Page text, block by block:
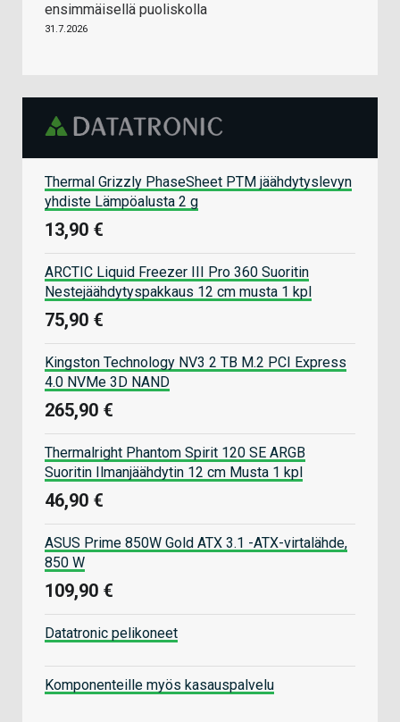
ensimmäisellä puoliskolla
31.7.2026
Thermal Grizzly PhaseSheet PTM jäähdytyslevyn
yhdiste Lämpöalusta 2 g
13,90 €
ARCTIC Liquid Freezer III Pro 360 Suoritin
Nestejäähdytyspakkaus 12 cm musta 1 kpl
75,90 €
Kingston Technology NV3 2 TB M.2 PCI Express
4.0 NVMe 3D NAND
265,90 €
Thermalright Phantom Spirit 120 SE ARGB
Suoritin Ilmanjäähdytin 12 cm Musta 1 kpl
46,90 €
ASUS Prime 850W Gold ATX 3.1 -ATX-virtalähde,
850 W
109,90 €
Datatronic pelikoneet
Komponenteille myös kasauspalvelu